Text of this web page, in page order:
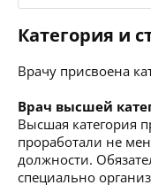
Категория и
Врачу присвоена
Врач высшей
Высшая категория
проработали не
должности.
специально